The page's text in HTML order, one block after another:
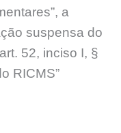
a
suspensa do
52, inciso I, §
RICMS”